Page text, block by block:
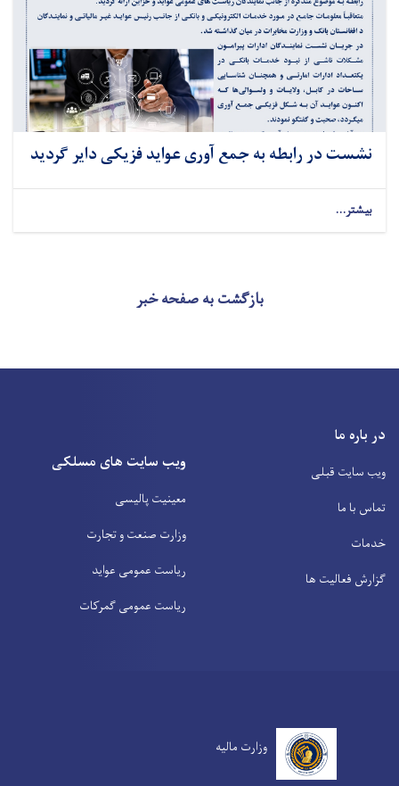
نشست در رابطه به جمع آوری عواید فزیکی دایر گردید
بیشتر...
بازگشت به صفحه خبر
در باره ما
ویب سایت قبلی
تماس با ما
خدمات
گزارش فعالیت ها
ویب سایت های مسلکی
معینیت پالیسی
وزارت صنعت و تجارت
ریاست عمومی عواید
ریاست عمومی گمرکات
وزارت مالیه